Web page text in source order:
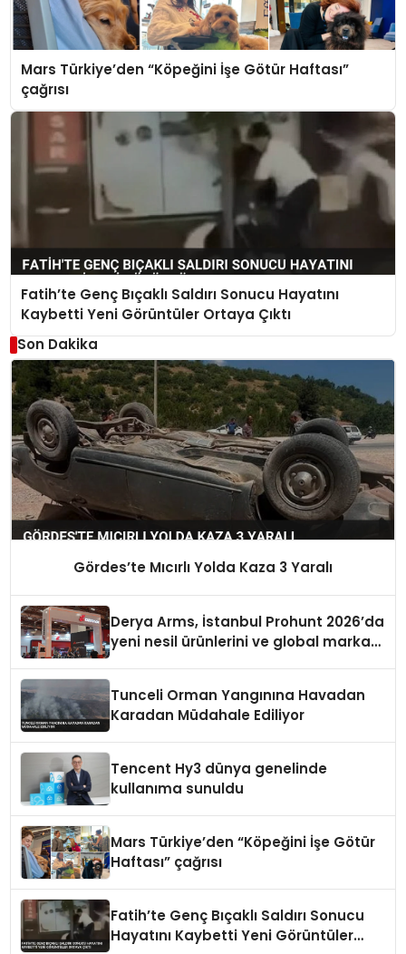
Mars Türkiye’den “Köpeğini İşe Götür Haftası”
çağrısı
Fatih’te Genç Bıçaklı Saldırı Sonucu Hayatını
Kaybetti Yeni Görüntüler Ortaya Çıktı
Son Dakika
Gördes’te Mıcırlı Yolda Kaza 3 Yaralı
Derya Arms, İstanbul Prohunt 2026’da
yeni nesil ürünlerini ve global marka
Tunceli Orman Yangınına Havadan
Karadan Müdahale Ediliyor
Tencent Hy3 dünya genelinde
kullanıma sunuldu
Mars Türkiye’den “Köpeğini İşe Götür
Haftası” çağrısı
Fatih’te Genç Bıçaklı Saldırı Sonucu
Hayatını Kaybetti Yeni Görüntüler